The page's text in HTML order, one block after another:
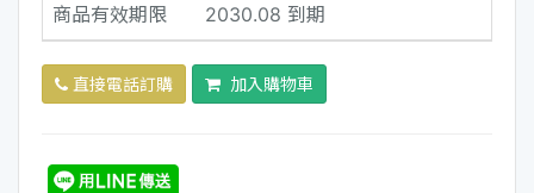
商品有效期限 2030.08 到期
直接電話訂購 加入購物車